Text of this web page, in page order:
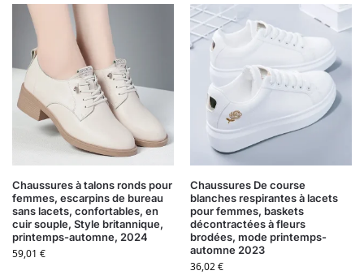
Chaussures à talons ronds pour
femmes, escarpins de bureau
sans lacets, confortables, en
cuir souple, Style britannique,
printemps-automne, 2024
59,01 €
Chaussures De course
blanches respirantes à lacets
pour femmes, baskets
décontractées à fleurs
brodées, mode printemps-
automne 2023
36,02€